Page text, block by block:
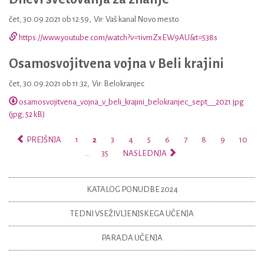
čet, 30.09.2021 ob 12:59, Vir: Vaš kanal Novo mesto
https://www.youtube.com/watch?v=1ivmZxEW9AU&t=538s
Osamosvojitvena vojna v Beli krajini
čet, 30.09.2021 ob 11:32, Vir: Belokranjec
osamosvojitvena_vojna_v_beli_krajini_belokranjec_sept__2021.jpg
(jpg; 52 kB)
PREJŠNJA 1 2 3 4 5 6 7 8 9
10
…
35 NASLEDNJA
KATALOG PONUDBE 2024
TEDNI VSEŽIVLJENJSKEGA UČENJA
PARADA UČENJA